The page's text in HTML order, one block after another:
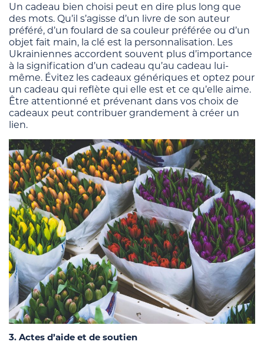
Un cadeau bien choisi peut en dire plus long que
des mots. Qu’il s’agisse d’un livre de son auteur
préféré, d’un foulard de sa couleur préférée ou d’un
objet fait main, la clé est la personnalisation. Les
Ukrainiennes accordent souvent plus d’importance
à la signification d’un cadeau qu’au cadeau lui-
même. Évitez les cadeaux génériques et optez pour
un cadeau qui reflète qui elle est et ce qu’elle aime.
Être attentionné et prévenant dans vos choix de
cadeaux peut contribuer grandement à créer un
lien.
3. Actes d’aide et de soutien